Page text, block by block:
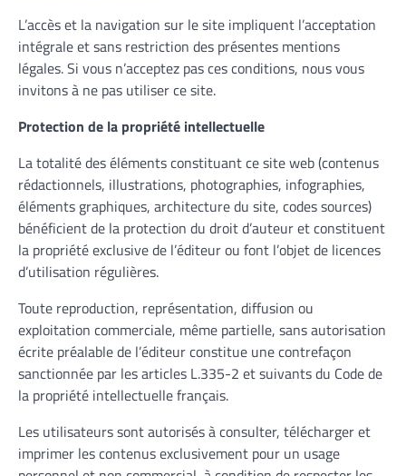
L’accès et la navigation sur le site impliquent l’acceptation
intégrale et sans restriction des présentes mentions
légales. Si vous n’acceptez pas ces conditions, nous vous
invitons à ne pas utiliser ce site.
Protection de la propriété intellectuelle
La totalité des éléments constituant ce site web (contenus
rédactionnels, illustrations, photographies, infographies,
éléments graphiques, architecture du site, codes sources)
bénéficient de la protection du droit d’auteur et constituent
la propriété exclusive de l’éditeur ou font l’objet de licences
d’utilisation régulières.
Toute reproduction, représentation, diffusion ou
exploitation commerciale, même partielle, sans autorisation
écrite préalable de l’éditeur constitue une contrefaçon
sanctionnée par les articles L.335-2 et suivants du Code de
la propriété intellectuelle français.
Les utilisateurs sont autorisés à consulter, télécharger et
imprimer les contenus exclusivement pour un usage